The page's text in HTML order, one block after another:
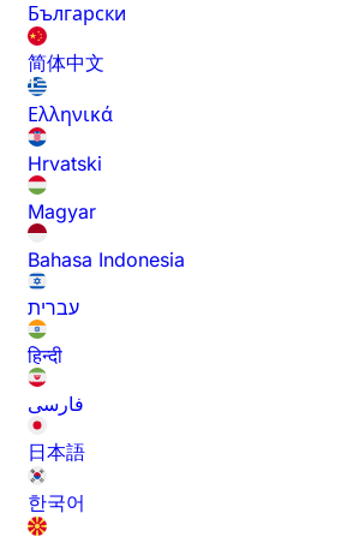
Български
简体中文
Ελληνικά
Hrvatski
Magyar
Bahasa Indonesia
עברית
हिन्दी
فارسی
日本語
한국어